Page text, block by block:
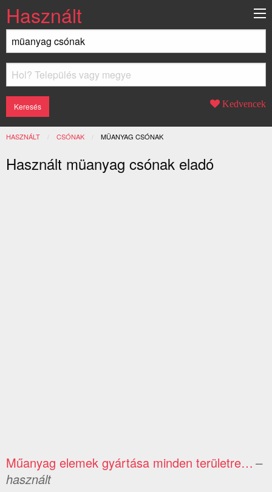
Használt
Kedvencek
HASZNÁLT CSÓNAK JELENLEGI:
MÜANYAG CSÓNAK
Használt müanyag csónak eladó
Műanyag elemek gyártása minden területre… –
használt